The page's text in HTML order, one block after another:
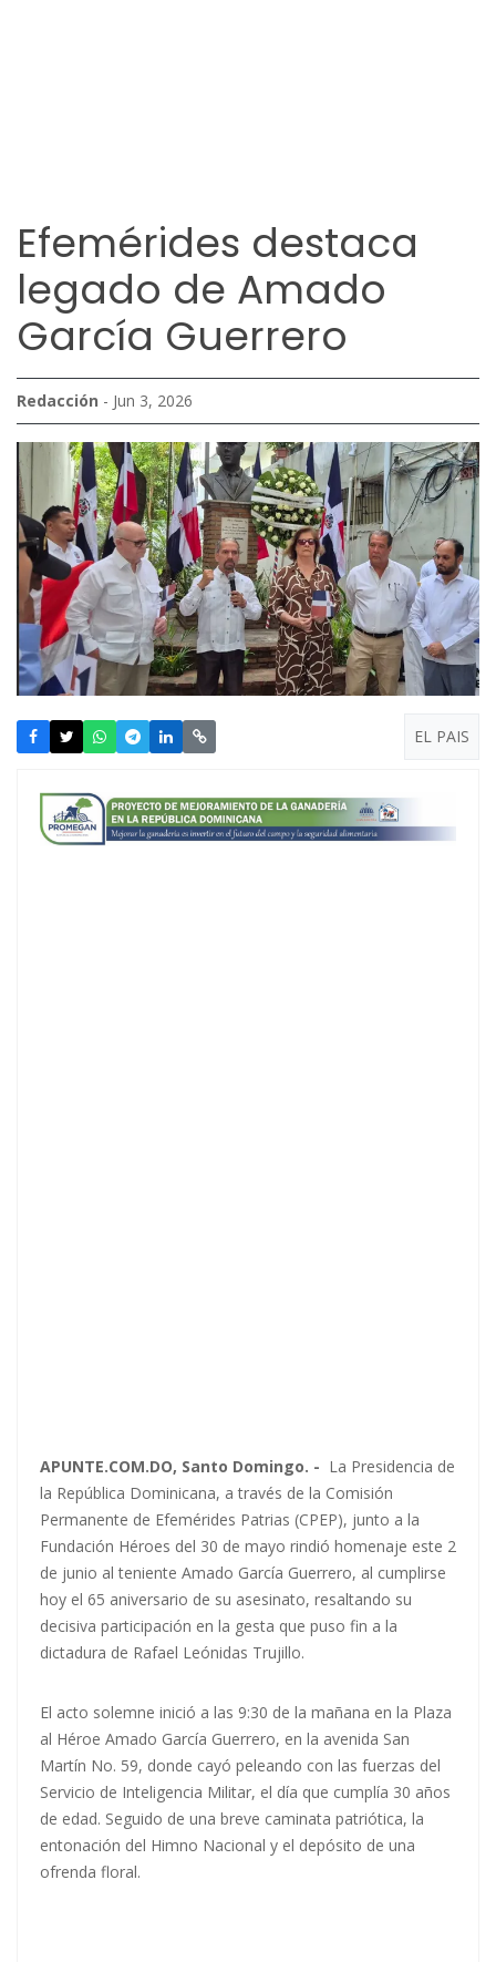
Efemérides destaca
legado de Amado
García Guerrero
Redacción - Jun 3, 2026
EL PAIS
APUNTE.COM.DO, Santo Domingo. - La Presidencia de
la República Dominicana, a través de la Comisión
Permanente de Efemérides Patrias (CPEP), junto a la
Fundación Héroes del 30 de mayo rindió homenaje este 2
de junio al teniente Amado García Guerrero, al cumplirse
hoy el 65 aniversario de su asesinato, resaltando su
decisiva participación en la gesta que puso fin a la
dictadura de Rafael Leónidas Trujillo.
El acto solemne inició a las 9:30 de la mañana en la Plaza
al Héroe Amado García Guerrero, en la avenida San
Martín No. 59, donde cayó peleando con las fuerzas del
Servicio de Inteligencia Militar, el día que cumplía 30 años
de edad. Seguido de una breve caminata patriótica, la
entonación del Himno Nacional y el depósito de una
ofrenda floral.